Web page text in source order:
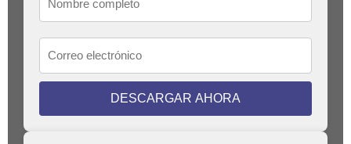
DESCARGAR AHORA